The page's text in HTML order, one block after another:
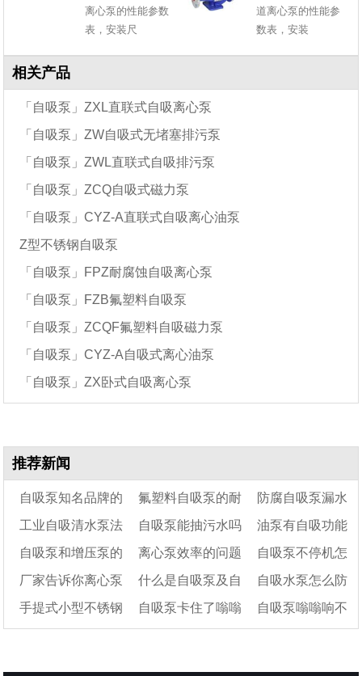
离心泵的性能参数
表，安装尺
道离心泵的性能参
数表，安装
相关产品
「自吸泵」ZXL直联式自吸离心泵
「自吸泵」ZW自吸式无堵塞排污泵
「自吸泵」ZWL直联式自吸排污泵
「自吸泵」ZCQ自吸式磁力泵
「自吸泵」CYZ-A直联式自吸离心油泵
Z型不锈钢自吸泵
「自吸泵」FPZ耐腐蚀自吸离心泵
「自吸泵」FZB氟塑料自吸泵
「自吸泵」ZCQF氟塑料自吸磁力泵
「自吸泵」CYZ-A自吸式离心油泵
「自吸泵」ZX卧式自吸离心泵
推荐新闻
自吸泵知名品牌的
十大排名
氟塑料自吸泵的耐
腐蚀性能怎么样
防腐自吸泵漏水
的原因及解决办法
工业自吸清水泵法
兰损坏的原因有哪
些?
自吸泵能抽污水吗 油泵有自吸功能
自吸泵和增压泵的
区别在哪儿
离心泵效率的问题
和提升的方法
自吸泵不停机怎
么调
厂家告诉你离心泵
和自吸泵的区别有哪
什么是自吸泵及自
吸泵工作原理图
自吸水泵怎么防
手提式小型不锈钢 自吸泵卡住了嗡嗡 自吸泵嗡嗡响不